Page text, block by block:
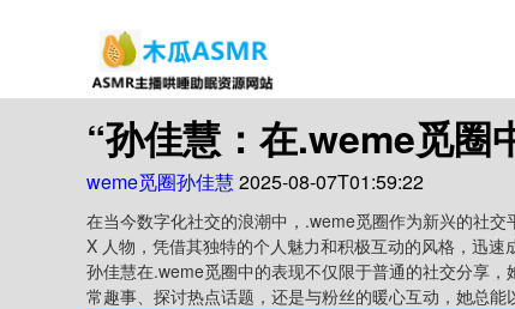
“孙佳慧：在.weme觅圈
weme觅圈孙佳慧 2025-08-07T01:59:22
在当今数字化社交的浪潮中，.weme觅圈作为新兴的社
X 人物，凭借其独特的个人魅力和积极互动的风格，迅速
孙佳慧在.weme觅圈中的表现不仅限于普通的社交分享
常趣事、探讨热点话题，还是与粉丝的暖心互动，她总